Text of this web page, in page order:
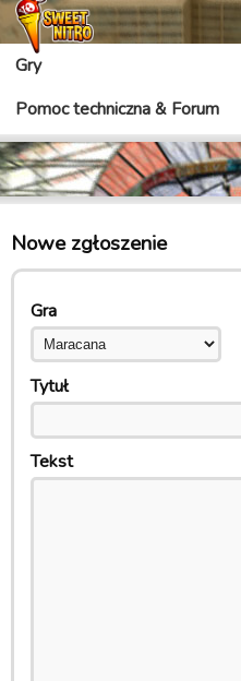
Gry
Pomoc techniczna & Forum
Nowe zgłoszenie
Gra
Tytuł
Tekst